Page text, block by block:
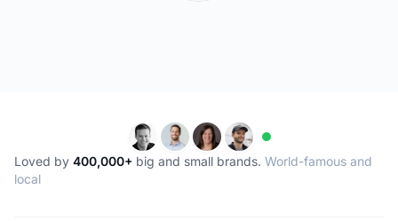
Loved by 400,000+ big and small brands. World-famous and
local